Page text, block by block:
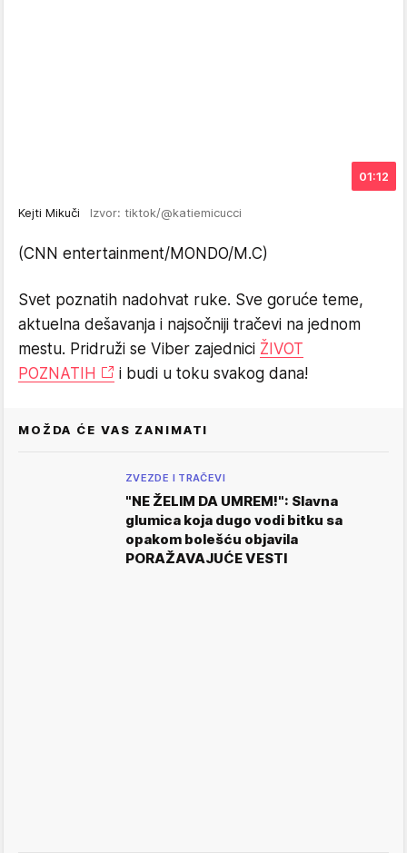
01:12
Kejti Mikuči Izvor: tiktok/@katiemicucci
(CNN entertainment/MONDO/M.C)
Svet poznatih nadohvat ruke. Sve goruće teme,
aktuelna dešavanja i najsočniji tračevi na jednom
mestu. Pridruži se Viber zajednici ŽIVOT
POZNATIH
i budi u toku svakog dana!
MOŽDA ĆE VAS ZANIMATI
ZVEZDE I TRAČEVI
"NE ŽELIM DA UMREM!": Slavna
glumica koja dugo vodi bitku sa
opakom bolešću objavila
PORAŽAVAJUĆE VESTI